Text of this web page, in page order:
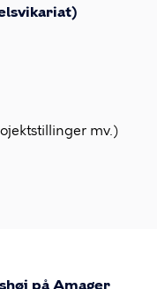
mv.)
på Amager